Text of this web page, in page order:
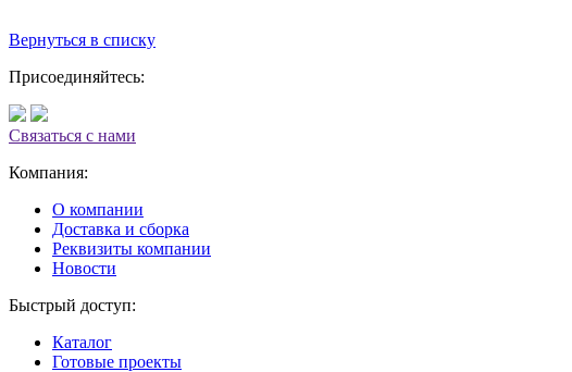
Вернуться в списку
Присоединяйтесь:
Связаться с нами
Компания:
О компании
Доставка и сборка
Реквизиты компании
Новости
Быстрый доступ:
Каталог
Готовые проекты